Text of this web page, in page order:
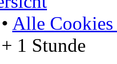
• Alle Cookies
1 Stunde